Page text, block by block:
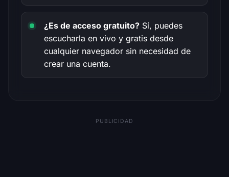
¿Es de acceso gratuito? Sí, puedes
escucharla en vivo y gratis desde
cualquier navegador sin necesidad de
crear una cuenta.
PUBLICIDAD